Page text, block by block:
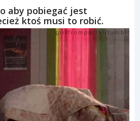
aby pobiegać jest
ktoś musi to robić.